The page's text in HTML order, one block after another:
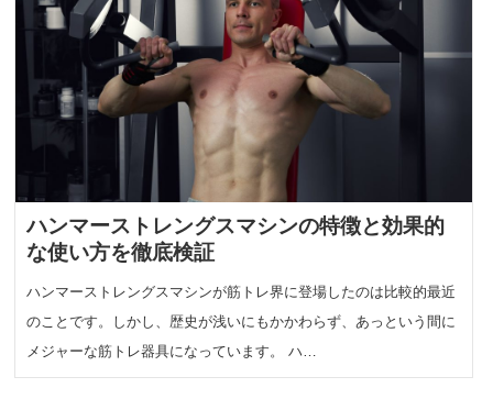
ハンマーストレングスマシンの特徴と効果的
な使い方を徹底検証
ハンマーストレングスマシンが筋トレ界に登場したのは比較的最近
のことです。しかし、歴史が浅いにもかかわらず、あっという間に
メジャーな筋トレ器具になっています。 ハ…